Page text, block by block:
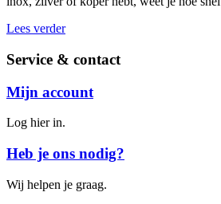
Lees verder
Service & contact
Mijn account
Log hier in.
Heb je ons nodig?
Wij helpen je graag.